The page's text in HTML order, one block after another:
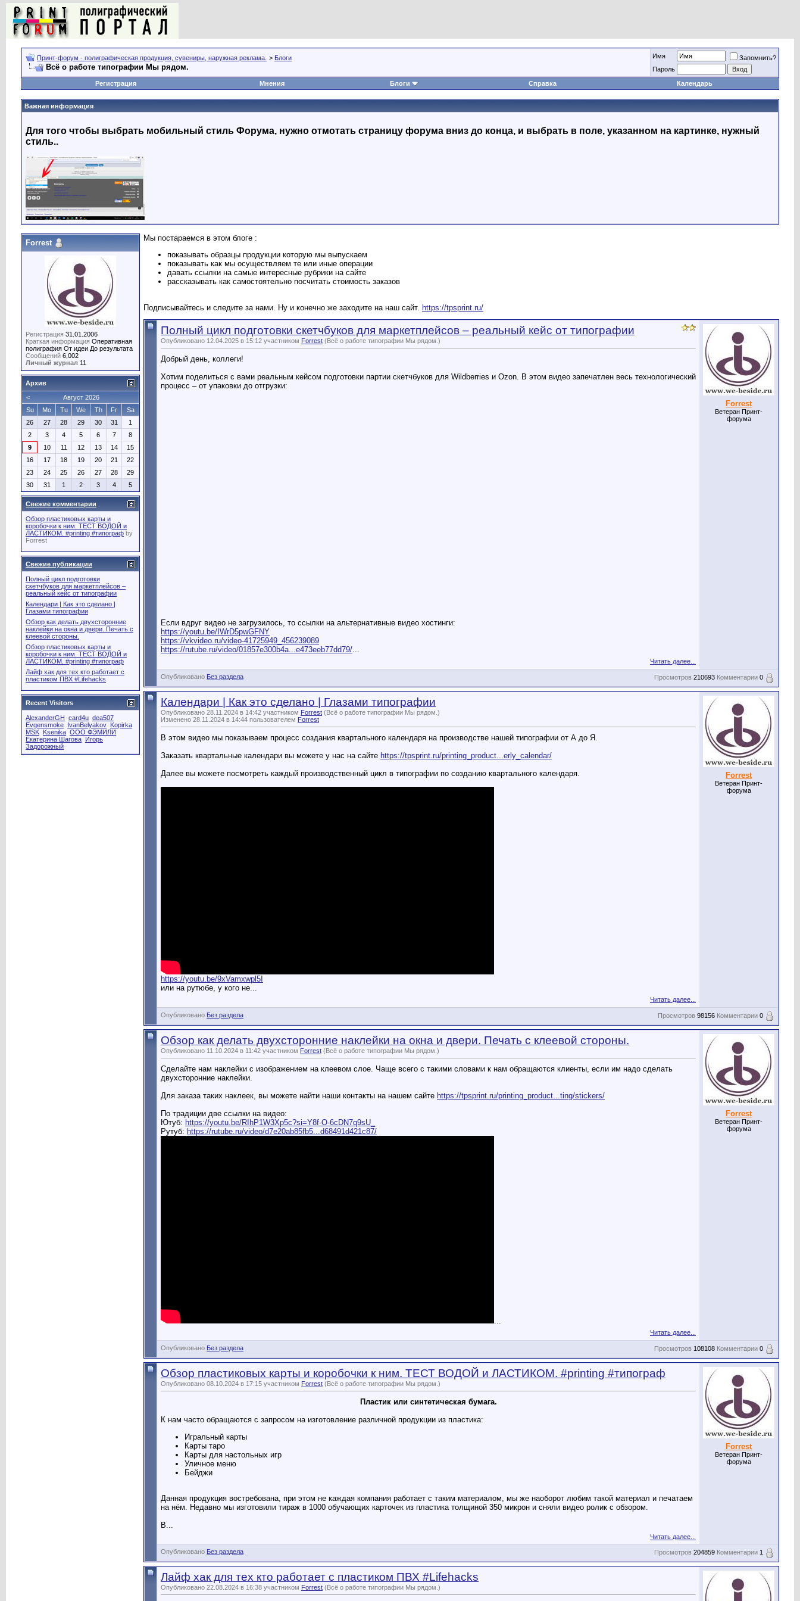
Принт-форум - полиграфическая продукция, сувениры, наружная реклама. > Блоги
Всё о работе типографии Мы рядом.
Имя
Запомнить?
Пapoль
Регистрация
Мнения Блоги Справка Календарь
Важная информация
Для того чтобы выбрать мобильный стиль Форума, нужно отмотать страницу форума вниз до конца, и выбрать в поле, указанном на картинке, нужный
стиль..
Мы постараемся в этом блоге :
показывать образцы продукции которую мы выпускаем
показывать как мы осуществляем те или иные операции
давать ссылки на самые интересные рубрики на сайте
рассказывать как самостоятельно посчитать стоимость заказов
Подписывайтесь и следите за нами. Ну и конечно же заходите на наш сайт. https://tpsprint.ru/
Полный цикл подготовки скетчбуков для маркетплейсов – реальный кейс от типографии
Опубликовано 12.04.2025 в 15:12 участником Forrest (Всё о работе типографии Мы рядом.)
Добрый день, коллеги!
Хотим поделиться с вами реальным кейсом подготовки партии скетчбуков для Wildberries и Ozon. В этом видео запечатлен весь технологический
процесс – от упаковки до отгрузки:
Если вдруг видео не загрузилось, то ссылки на альтернативные видео хостинги:
https://youtu.be/IWrD5pwGFNY
https://vkvideo.ru/video-41725949_456239089
https://rutube.ru/video/01857e300b4a...e473eeb77dd79/...
Читать далее...
Forrest
Ветеран Принт-
форума
Опубликовано Без раздела Просмотров 210693 Комментарии 0
Календари | Как это сделано | Глазами типографии
Опубликовано 28.11.2024 в 14:42 участником Forrest (Всё о работе типографии Мы рядом.)
Изменено 28.11.2024 в 14:44 пользователем Forrest
В этом видео мы показываем процесс создания квартального календаря на производстве нашей типографии от А до Я.
Заказать квартальные календари вы можете у нас на сайте https://tpsprint.ru/printing_product...erly_calendar/
Далее вы можете посмотреть каждый производственный цикл в типографии по созданию квартального календаря.
https://youtu.be/9xVamxwpl5I
или на рутюбе, у кого не...
Читать далее...
Forrest
Ветеран Принт-
форума
Опубликовано Без раздела Просмотров 98156 Комментарии 0
Обзор как делать двухсторонние наклейки на окна и двери. Печать с клеевой стороны.
Опубликовано 11.10.2024 в 11:42 участником Forrest (Всё о работе типографии Мы рядом.)
Сделайте нам наклейки с изображением на клеевом слое. Чаще всего с такими словами к нам обращаются клиенты, если им надо сделать
двухсторонние наклейки.
Для заказа таких наклеек, вы можете найти наши контакты на нашем сайте https://tpsprint.ru/printing_product...ting/stickers/
По традиции две ссылки на видео:
Ютуб: https://youtu.be/RIhP1W3Xp5c?si=Y8f-O-6cDN7q9sU_
Рутуб: https://rutube.ru/video/d7e20ab85fb5...d68491d421c87/
...
Читать далее...
Forrest
Ветеран Принт-
форума
Опубликовано Без раздела Просмотров 108108 Комментарии 0
Обзор пластиковых карты и коробочки к ним. ТЕСТ ВОДОЙ и ЛАСТИКОМ. #printing #типограф
Опубликовано 08.10.2024 в 17:15 участником Forrest (Всё о работе типографии Мы рядом.)
Пластик или синтетическая бумага.
К нам часто обращаются с запросом на изготовление различной продукции из пластика:
Игральный карты
Карты таро
Карты для настольных игр
Уличное меню
Бейджи
Данная продукция востребована, при этом не каждая компания работает с таким материалом, мы же наоборот любим такой материал и печатаем
на нём. Недавно мы изготовили тираж в 1000 обучающих карточек из пластика толщиной 350 микрон и сняли видео ролик с обзором.
В...
Читать далее...
Forrest
Ветеран Принт-
форума
Опубликовано Без раздела Просмотров 204859 Комментарии 1
Лайф хак для тех кто работает с пластиком ПВХ #Lifehacks
Опубликовано 22.08.2024 в 16:38 участником Forrest (Всё о работе типографии Мы рядом.)
Forrest
Регистрация 31.01.2006
Краткая информация Оперативная
полиграфия От идеи До результата
Сообщений 6,002
Личный журнал 11
Архив
<
Август 2026
Su
Mo Tu We Th Fr
Sa
26
27 28 29 30 31
1
2
3 4 5 6 7
8
9
10 11 12 13 14
15
16
17 18 19 20 21
22
23
24 25 26 27 28
29
30
31 1 2 3 4 5
Свежие комментарии
Обзор пластиковых карты и
коробочки к ним. ТЕСТ ВОДОЙ и
ЛАСТИКОМ. #printing #типограф by
Forrest
Свежие публикации
Полный цикл подготовки
скетчбуков для маркетплейсов –
реальный кейс от типографии
Календари | Как это сделано |
Глазами типографии
Обзор как делать двухсторонние
наклейки на окна и двери. Печать с
клеевой стороны.
Обзор пластиковых карты и
коробочки к ним. ТЕСТ ВОДОЙ и
ЛАСТИКОМ. #printing #типограф
Лайф хак для тех кто работает с
пластиком ПВХ #Lifehacks
Recent Visitors
AlexanderGH card4u dea507
Evgensmoke
IvanBelyakov
Kopirka
MSK
Ksenika OOO ФЭМИЛИ
Екатерина Шагова Игорь
Задорожный